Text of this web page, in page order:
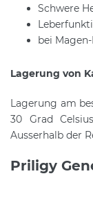
Schwere
bei
Lagerung von
Lagerung am
30 Grad
Ausserhalb der
Priligy